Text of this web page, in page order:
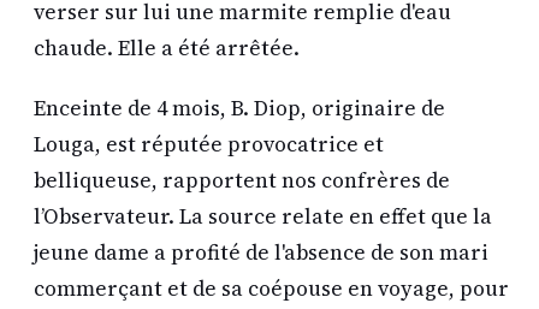
verser sur lui une marmite remplie d'eau
chaude. Elle a été arrêtée.
Enceinte de 4 mois, B. Diop, originaire de
Louga, est réputée provocatrice et
belliqueuse, rapportent nos confrères de
l’Observateur. La source relate en effet que la
jeune dame a profité de l'absence de son mari
commerçant et de sa coépouse en voyage, pour